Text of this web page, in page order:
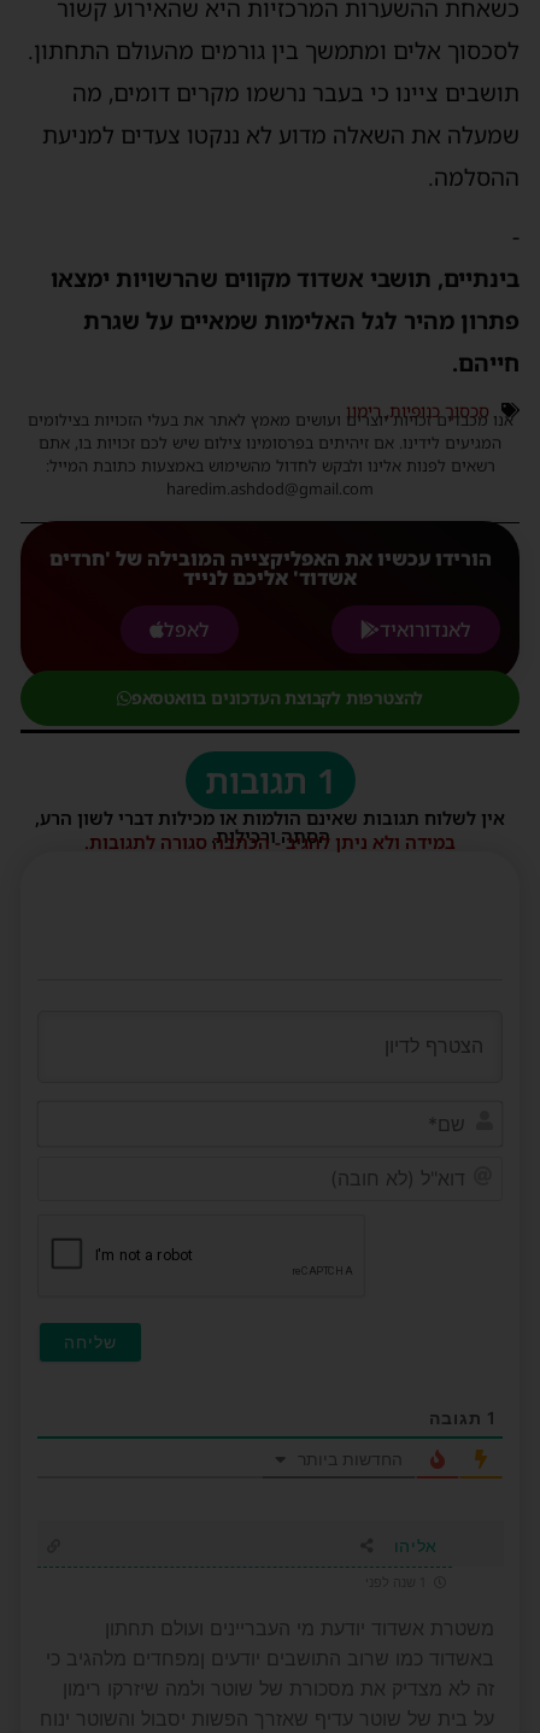
ההשערות המרכזיות היא שהאירוע קשור
אלים ומתמשך בין גורמים מהעולם התחתון.
ציינו כי בעבר נרשמו מקרים דומים, מה
את השאלה מדוע לא ננקטו צעדים למניעת
תושבי אשדוד מקווים שהרשויות ימצאו
מהיר לגל האלימות שמאיים על שגרת
סכסוך כנופיות,רימון
אנו מכבדים זכויות יוצרים ועושים מאמץ לאתר את בעלי הזכויות בצילומים
המגיעים לידינו. אם זיהיתים בפרסומינו צילום שיש לכם זכויות בו, אתם
רשאים לפנות אלינו ולבקש לחדול מהשימוש באמצעות כתובת המייל:
haredim.ashdod@gmail.com
הורידו עכשיו את האפליקצייה המובילה של 'חרדים
אשדוד' אליכם לנייד
לאנדורואיד
לאפל
להצטרפות לקבוצת העדכונים בוואטסאפ
1 תגובות
אין לשלוח תגובות שאינם הולמות או מכילות דברי לשון הרע,
הסתה ורכילות.
במידה ולא ניתן להגיב - הכתבה סגורה לתגובות.
תגובה
החדשות ביותר
אליהו
משטרת אשדוד יודעת מי העבריינים ועולם תחתון
באשדוד כמו שרוב התושבים יודעים ןמפחדים מלהגיב כי
זה לא מצדיק את מסכורת של שוטר ולמה שיזרקו רימון
על בית של שוטר עדיף שאזרך הפשות יסבול והשוטר ינוח